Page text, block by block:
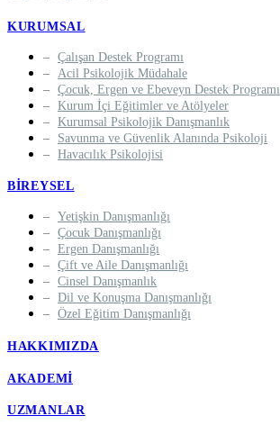
KURUMSAL
Çalışan Destek Programı
Acil Psikolojik Müdahale
Çocuk, Ergen ve Ebeveyn Destek Programı
Kurum İçi Eğitimler ve Atölyeler
Kurumsal Psikolojik Danışmanlık
Savunma ve Güvenlik Alanında Psikoloji
Havacılık Psikolojisi
BIREYSEL
Yetişkin Danışmanlığı
Çocuk Danışmanlığı
Ergen Danışmanlığı
Çift ve Aile Danışmanlığı
Cinsel Danışmanlık
Dil ve Konuşma Danışmanlığı
Özel Eğitim Danışmanlığı
HAKKIMIZDA
AKADEMI
UZMANLAR